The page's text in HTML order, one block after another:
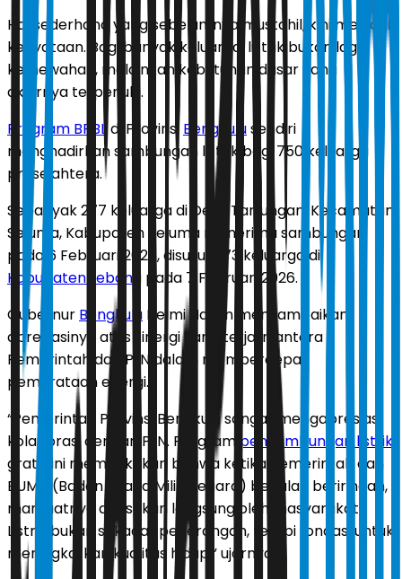
Hal sederhana yang sebelumnya mustahil, kini menjadi
kenyataan. Bagi banyak keluarga, listrik bukan lagi
kemewahan, melainkan kebutuhan dasar yang
akhirnya terpenuhi.
Program BPBLdi ProvinsiBengkulusendiri
menghadirkan sambungan listrik bagi 750 keluarga
prasejahtera.
Sebanyak 277 keluarga di Desa Tanjungan, Kecamatan
Seluma, Kabupaten Seluma menerima sambungan
pada 6 Februari 2026, disusul 473 keluarga di
Kabupaten Lebong pada 7 Februari 2026.
Gubernur Bengkulu Helmi Hasan menyampaikan
apresiasinya atas sinergi yang terjalin antara
Pemerintah dan PLN dalam mempercepat
pemerataan energi.
“Pemerintah Provinsi Bengkulu sangat mengapresiasi
kolaborasi dengan PLN. Program penyambungan listrik
gratis ini membuktikan bahwa ketika Pemerintah dan
BUMN (Badan Usaha Milik Negara) berjalan beriringan,
manfaatnya dirasakan langsung oleh masyarakat.
Listrik bukan sekadar penerangan, tetapi fondasi untuk
meningkatkan kualitas hidup,” ujarnya.